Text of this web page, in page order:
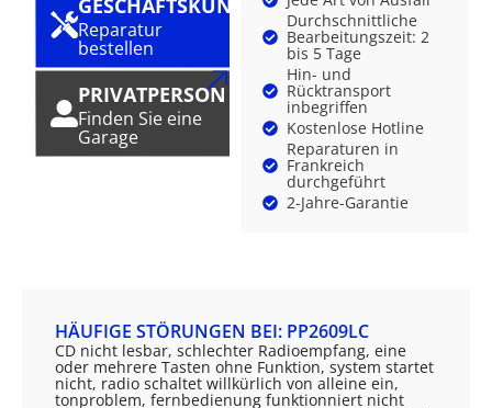
GESCHÄFTSKUNDE
Reparatur
bestellen
PRIVATPERSON
Finden Sie eine
Garage
Durchschnittliche
Bearbeitungszeit: 2
bis 5 Tage
Hin- und
Rücktransport
inbegriffen
Kostenlose Hotline
Reparaturen in
Frankreich
durchgeführt
2-Jahre-Garantie
HÄUFIGE STÖRUNGEN BEI: PP2609LC
CD nicht lesbar, schlechter Radioempfang, eine
oder mehrere Tasten ohne Funktion, system startet
nicht, radio schaltet willkürlich von alleine ein,
tonproblem, fernbedienung funktionniert nicht